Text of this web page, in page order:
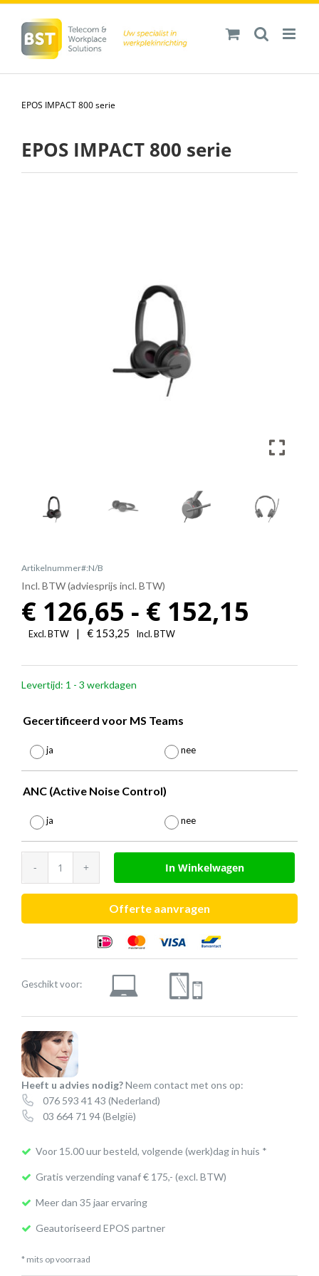
inhoud
EPOS IMPACT 800 serie
EPOS IMPACT 800 serie
Artikelnummer#:N/B
Incl. BTW (adviesprijs incl. BTW)
€ 126,65 - € 152,15
Excl. BTW | € 153,25 Incl. BTW
Levertijd: 1 - 3 werkdagen
Gecertificeerd voor MS Teams
ja nee
ANC (Active Noise Control)
ja nee
IMPACT
serie
In Winkelwagen
Offerte aanvragen
Geschikt voor:
Heeft u advies nodig?Neem contact met ons op:
076 593 41 43 (Nederland)
03 664 71 94(België)
Voor 15.00 uur besteld, volgende (werk)dag in huis *
Gratis verzending vanaf € 175,- (excl. BTW)
Meer dan 35 jaar ervaring
Geautoriseerd EPOS partner
* mits op voorraad